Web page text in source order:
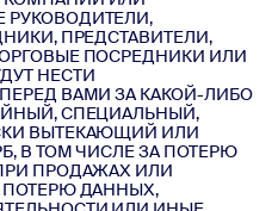
ПРЕДСТАВИТЕЛИ,
ПОСРЕДНИКИ ИЛИ
НЕСТИ
ВАМИ ЗА КАКОЙ-ЛИБО
СПЕЦИАЛЬНЫЙ,
ВЫТЕКАЮЩИЙ ИЛИ
В ТОМ ЧИСЛЕ ЗА ПОТЕРЮ
ПРОДАЖАХ ИЛИ
ДАННЫХ,